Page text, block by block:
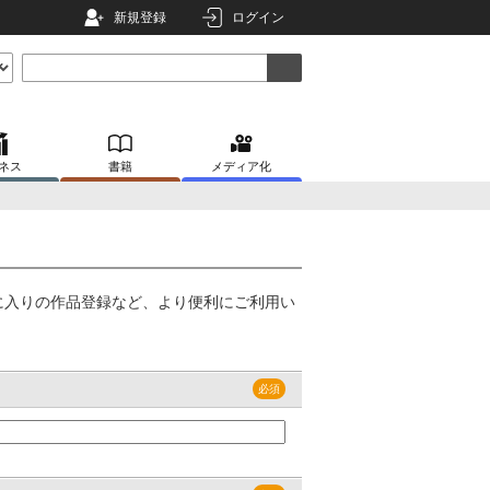
新規登録 ログイン
ス 書籍 メディア化
りの作品登録など、より便利にご利用い